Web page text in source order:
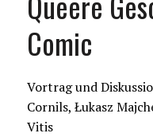
Comic
Vortrag und
Cornils, Łukasz
Vitis